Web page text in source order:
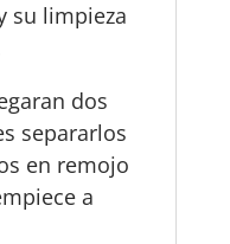
su limpieza
dos
separarlos
en remojo
a